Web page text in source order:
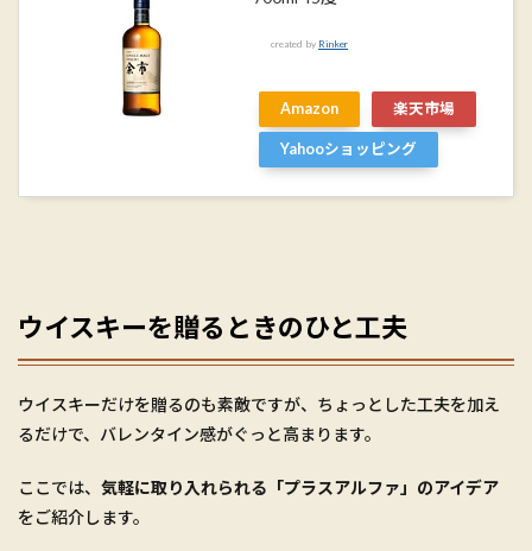
created by Rinker
Amazon 楽天市場
Yahooショッピング
ウイスキーを贈るときのひと工夫
ウイスキーだけを贈るのも素敵ですが、ちょっとした工夫を加え
るだけで、バレンタイン感がぐっと高まります。
ここでは、 気軽に取り入れられる「プラスアルファ」のアイデア
をご紹介します。